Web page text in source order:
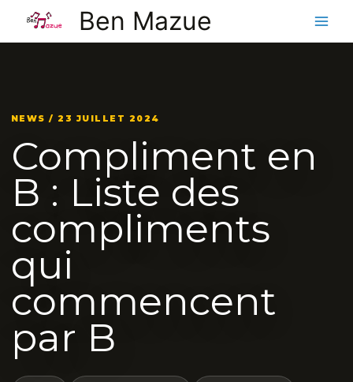
contenu
Ben Mazue
NEWS / 23 JUILLET 2024
Compliment en
B : Liste des
compliments
qui
commencent
par B